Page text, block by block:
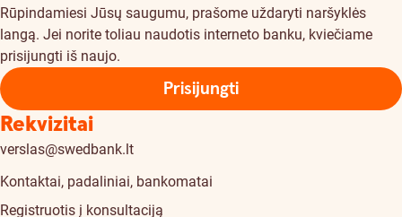
Rūpindamiesi Jūsų saugumu, prašome uždaryti naršyklės
langą. Jei norite toliau naudotis interneto banku, kviečiame
prisijungti iš naujo.
Prisijungti
Rekvizitai
verslas@swedbank.lt
Kontaktai, padaliniai, bankomatai
Registruotis į konsultaciją